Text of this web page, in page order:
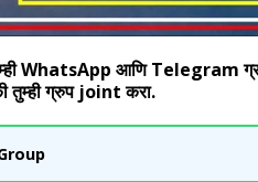
WhatsApp आणि Telegram ग्रुप
तुम्ही ग्रुप joint करा.